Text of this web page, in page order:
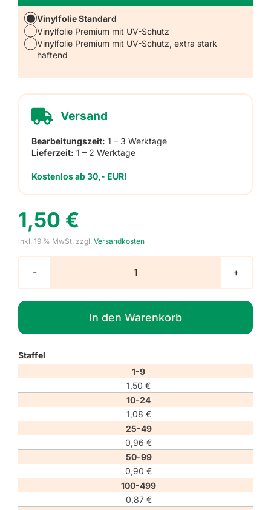
Vinylfolie Standard
Vinylfolie Premium mit UV-Schutz
Vinylfolie Premium mit UV-Schutz, extra stark
haftend
Versand
Bearbeitungszeit: 1 – 3 Werktage
Lieferzeit: 1 – 2 Werktage
Kostenlos ab 30,- EUR!
1,50 €
inkl. 19 % MwSt. zzgl. Versandkosten
Verbotszeichen
P024
"Betreten
der
Fläche
In den Warenkorb
Staffel
1-9
1,50 €
10-24
1,08 €
25-49
0,96 €
50-99
0,90 €
100-499
0,87 €